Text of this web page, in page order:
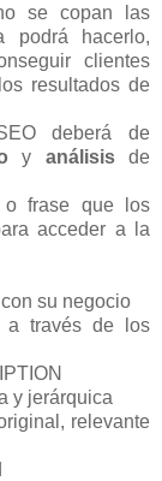
se copan las
podrá hacerlo,
clientes
resultados de
deberá de
y análisisde
frase que los
acceder a la
su negocio
a través de los
y jerárquica
relevante